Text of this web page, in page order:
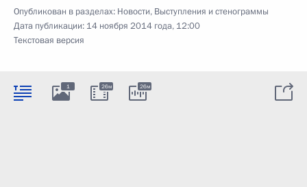
Опубликован в разделах: Новости, Выступления и стенограммы
Дата публикации: 14 ноября 2014 года, 12:00
Текстовая версия
1 26м 26м